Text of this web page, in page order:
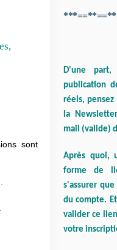
sont
D'une
publication
réels,
la
mail (valide)
Après quoi,
forme de
s'assurer
du compte.
valider ce
votre